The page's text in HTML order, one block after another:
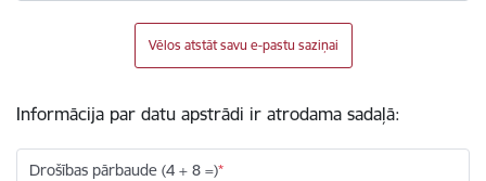
Vēlos atstāt savu e-pastu saziņai
Informācija par datu apstrādi ir atrodama sadaļā:
Drošības pārbaude (4 + 8 =)